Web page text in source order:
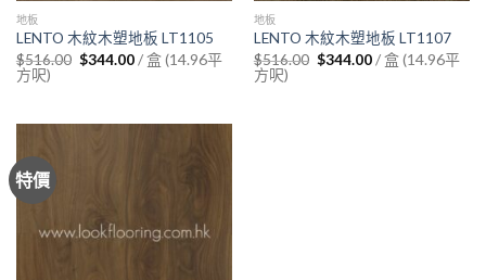
地板
LENTO 木紋木塑地板 LT1105
$516.00 Original
price
$344.00Current
price
/ 盒 (14.96平
方呎)
地板
LENTO 木紋木塑地板 LT1107
$516.00 Original
price
$344.00Current
price
/ 盒 (14.96平
方呎)
特價